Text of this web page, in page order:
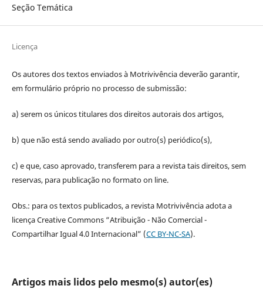
Seção Temática
Licença
Os autores dos textos enviados à Motrivivência deverão garantir,
em formulário próprio no processo de submissão:
a) serem os únicos titulares dos direitos autorais dos artigos,
b) que não está sendo avaliado por outro(s) periódico(s),
c) e que, caso aprovado, transferem para a revista tais direitos, sem
reservas, para publicação no formato on line.
Obs.: para os textos publicados, a revista Motrivivência adota a
licença Creative Commons “Atribuição - Não Comercial -
Compartilhar Igual 4.0 Internacional” (CC BY-NC-SA).
Artigos mais lidos pelo mesmo(s) autor(es)